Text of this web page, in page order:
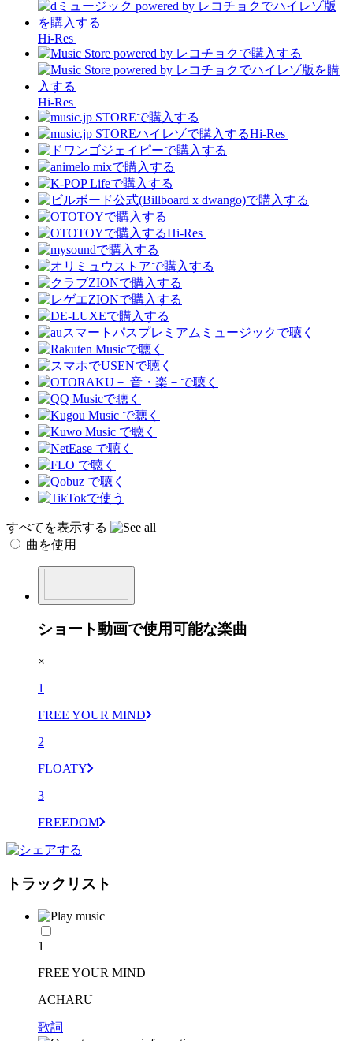
Hi-Res
Hi-Res
Hi-Res
Hi-Res
すべてを表示する
曲を使用
ショート動画で使用可能な楽曲
×
1
FREE YOUR MIND
2
FLOATY
3
FREEDOM
トラックリスト
1
FREE YOUR MIND
ACHARU
歌詞